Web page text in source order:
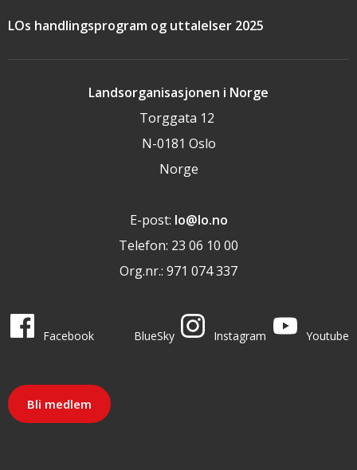
Landsorganisasjonen i Norge
Torggata 12
N-0181 Oslo
Norge
E-post: lo@lo.no
Telefon: 23 06 10 00
Org.nr.: 971 074 337
LOs handlingsprogram og uttalelser 2025
LO i sosiale medier
Facebook
BlueSky
Instagram
Youtube
Bli medlem